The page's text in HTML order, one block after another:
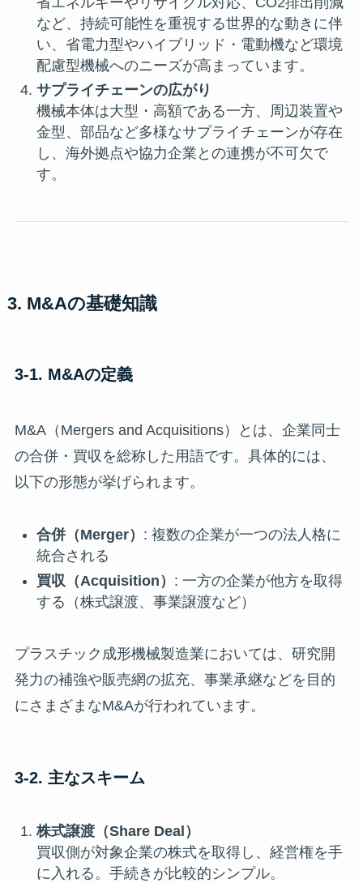
など、持続可能性を重視する世界的な動きに伴
い、省電力型やハイブリッド・電動機など環境
配慮型機械へのニーズが高まっています。
サプライチェーンの広がり
機械本体は大型・高額である一方、周辺装置や
金型、部品など多様なサプライチェーンが存在
し、海外拠点や協力企業との連携が不可欠で
す。
3. M&Aの基礎知識
3-1. M&Aの定義
M&A（Mergers and Acquisitions）とは、企業同士
の合併・買収を総称した用語です。具体的には、
以下の形態が挙げられます。
合併（Merger） : 複数の企業が一つの法人格に
統合される
買収（Acquisition） : 一方の企業が他方を取得
する（株式譲渡、事業譲渡など）
プラスチック成形機械製造業においては、研究開
発力の補強や販売網の拡充、事業承継などを目的
にさまざまなM&Aが行われています。
3-2. 主なスキーム
株式譲渡（Share Deal）
買収側が対象企業の株式を取得し、経営権を手
に入れる。手続きが比較的シンプル。